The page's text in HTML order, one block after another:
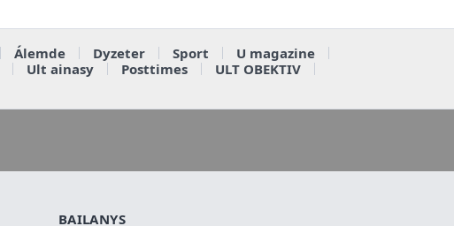
Álemde Dyzeter Sport
U magazine
Ult ainasy Posttimes
ULT OBEKTIV
BAILANYS